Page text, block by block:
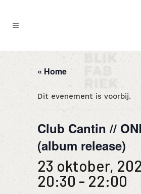
« Home
Dit evenement is voorbij.
Club Cantin //
(album release)
23 oktober,
20:30 - 22:00